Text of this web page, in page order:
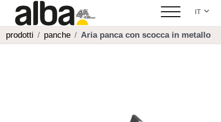
IT
prodotti panche Aria panca con scocca in metallo